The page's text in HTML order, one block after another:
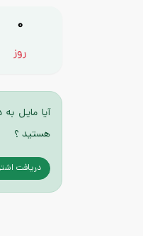
0
روز
آیا مایل
هستید ؟
دریافت